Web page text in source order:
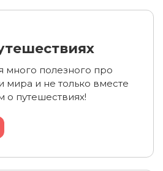
много полезного про
мира и не только вместе
путешествиях!